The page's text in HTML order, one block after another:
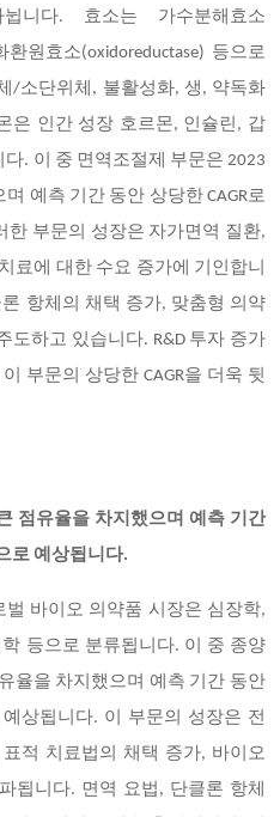
니다. 효소는 가수분해효소
환원효소(oxidoreductase) 등으로
/소단위체, 불활성화, 생, 약독화
은 인간 성장 호르몬, 인슐린, 갑
. 이 중 면역조절제 부문은 2023
예측 기간 동안 상당한 CAGR로
한 부문의 성장은 자가면역 질환,
료에 대한 수요 증가에 기인합니
항체의 채택 증가, 맞춤형 의약
도하고 있습니다. R&D 투자 증가
부문의 상당한 CAGR을 더욱 뒷
점유율을 차지했으며 예측 기간
로 예상됩니다.
바이오 의약품 시장은 심장학,
등으로 분류됩니다. 이 중 종양
율을 차지했으며 예측 기간 동안
상됩니다. 이 부문의 성장은 전
적 치료법의 채택 증가, 바이오
됩니다. 면역 요법, 단클론 항체